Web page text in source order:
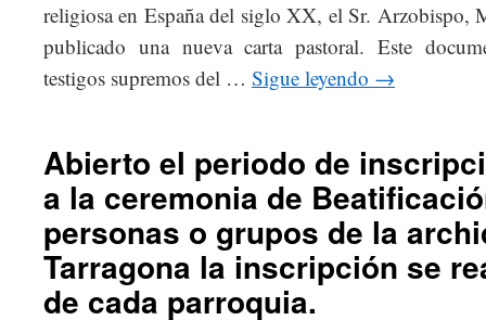
religiosa en España del siglo XX, el Sr. Arzobispo,
publicado una nueva carta pastoral. Este
testigos supremos del … Sigue leyendo →
Abierto el periodo de
a la ceremonia de
personas o grupos de la
Tarragona la inscripción se
de cada parroquia.